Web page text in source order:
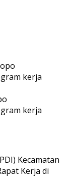
kerja
Kecamatan
Kerja di